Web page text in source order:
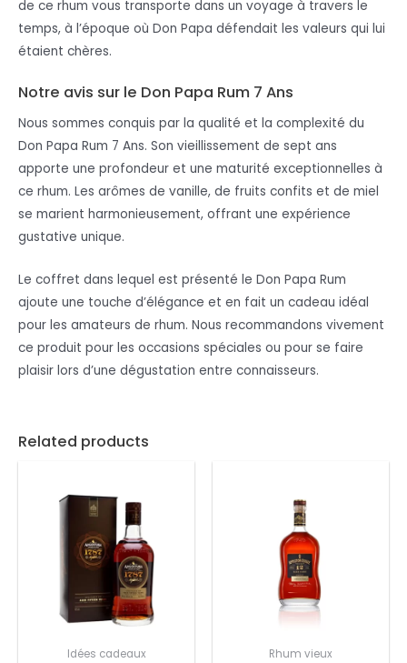
de ce rhum vous transporte dans un voyage à travers le
temps, à l’époque où Don Papa défendait les valeurs qui lui
étaient chères.
Notre avis sur le Don Papa Rum 7 Ans
Nous sommes conquis par la qualité et la complexité du
Don Papa Rum 7 Ans. Son vieillissement de sept ans
apporte une profondeur et une maturité exceptionnelles à
ce rhum. Les arômes de vanille, de fruits confits et de miel
se marient harmonieusement, offrant une expérience
gustative unique.
Le coffret dans lequel est présenté le Don Papa Rum
ajoute une touche d’élégance et en fait un cadeau idéal
pour les amateurs de rhum. Nous recommandons vivement
ce produit pour les occasions spéciales ou pour se faire
plaisir lors d’une dégustation entre connaisseurs.
Related products
Idées cadeaux Rhum vieux